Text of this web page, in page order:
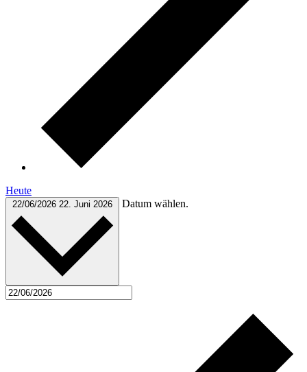
Heute
22/06/2026 22. Juni 2026 Datum wählen.